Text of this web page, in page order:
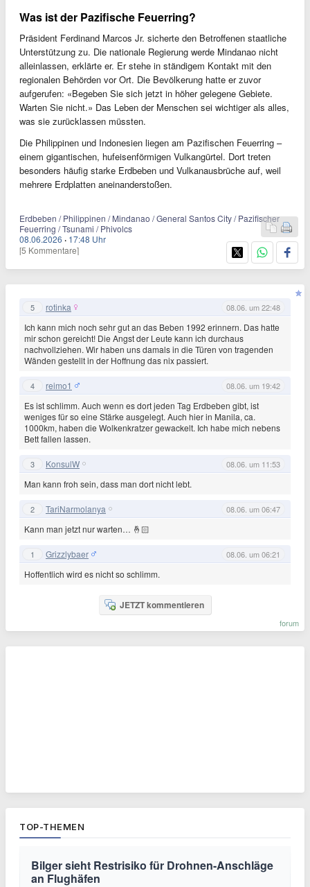
Was ist der Pazifische Feuerring?
Präsident Ferdinand Marcos Jr. sicherte den Betroffenen staatliche
Unterstützung zu. Die nationale Regierung werde Mindanao nicht
alleinlassen, erklärte er. Er stehe in ständigem Kontakt mit den
regionalen Behörden vor Ort. Die Bevölkerung hatte er zuvor
aufgerufen: «Begeben Sie sich jetzt in höher gelegene Gebiete.
Warten Sie nicht.» Das Leben der Menschen sei wichtiger als alles,
was sie zurücklassen müssten.
Die Philippinen und Indonesien liegen am Pazifischen Feuerring –
einem gigantischen, hufeisenförmigen Vulkangürtel. Dort treten
besonders häufig starke Erdbeben und Vulkanausbrüche auf, weil
mehrere Erdplatten aneinanderstoßen.
Erdbeben / Philippinen / Mindanao / General Santos City / Pazifischer
Feuerring / Tsunami / Phivolcs
08.06.2026 · 17:48 Uhr
[5 Kommentare]
5 rotinka 08.06. um 22:48
Ich kann mich noch sehr gut an das Beben 1992 erinnern. Das hatte
mir schon gereicht! Die Angst der Leute kann ich durchaus
nachvollziehen. Wir haben uns damals in die Türen von tragenden
Wänden gestellt in der Hoffnung das nix passiert.
4 reimo1 08.06. um 19:42
Es ist schlimm. Auch wenn es dort jeden Tag Erdbeben gibt, ist
weniges für so eine Stärke ausgelegt. Auch hier in Manila, ca.
1000km, haben die Wolkenkratzer gewackelt. Ich habe mich nebens
Bett fallen lassen.
3 KonsulW 08.06. um 11:53
Man kann froh sein, dass man dort nicht lebt.
2 TariNarmolanya 08.06. um 06:47
Kann man jetzt nur warten… 🤞🏻
1 Grizzlybaer 08.06. um 06:21
Hoffentlich wird es nicht so schlimm.
JETZT kommentieren
forum
TOP-THEMEN
Bilger sieht Restrisiko für Drohnen-Anschläge
an Flughäfen